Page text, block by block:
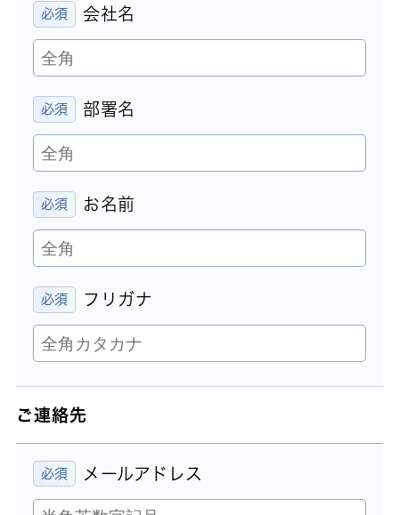
会社名
部署名
お名前
フリガナ
ご連絡先
メールアドレス